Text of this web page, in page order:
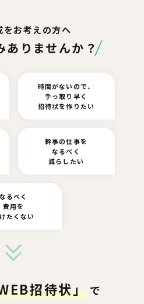
をお考えの方へ
ありませんか？
時間がないので、
手っ取り早く
招待状を作りたい
幹事の仕事を
なるべく
減らしたい
なるべく
費用を
たくない
招待状」 で